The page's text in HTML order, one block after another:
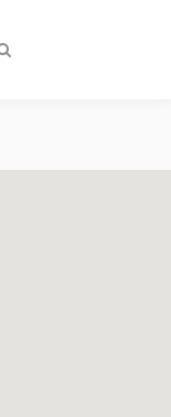
Attiva/disattiva